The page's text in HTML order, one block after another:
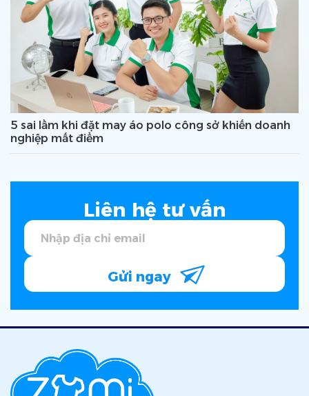
5 sai lầm khi đặt may áo polo công sở khiến doanh
nghiệp mất điểm
Liên hệ tư vấn
Gửi ngay